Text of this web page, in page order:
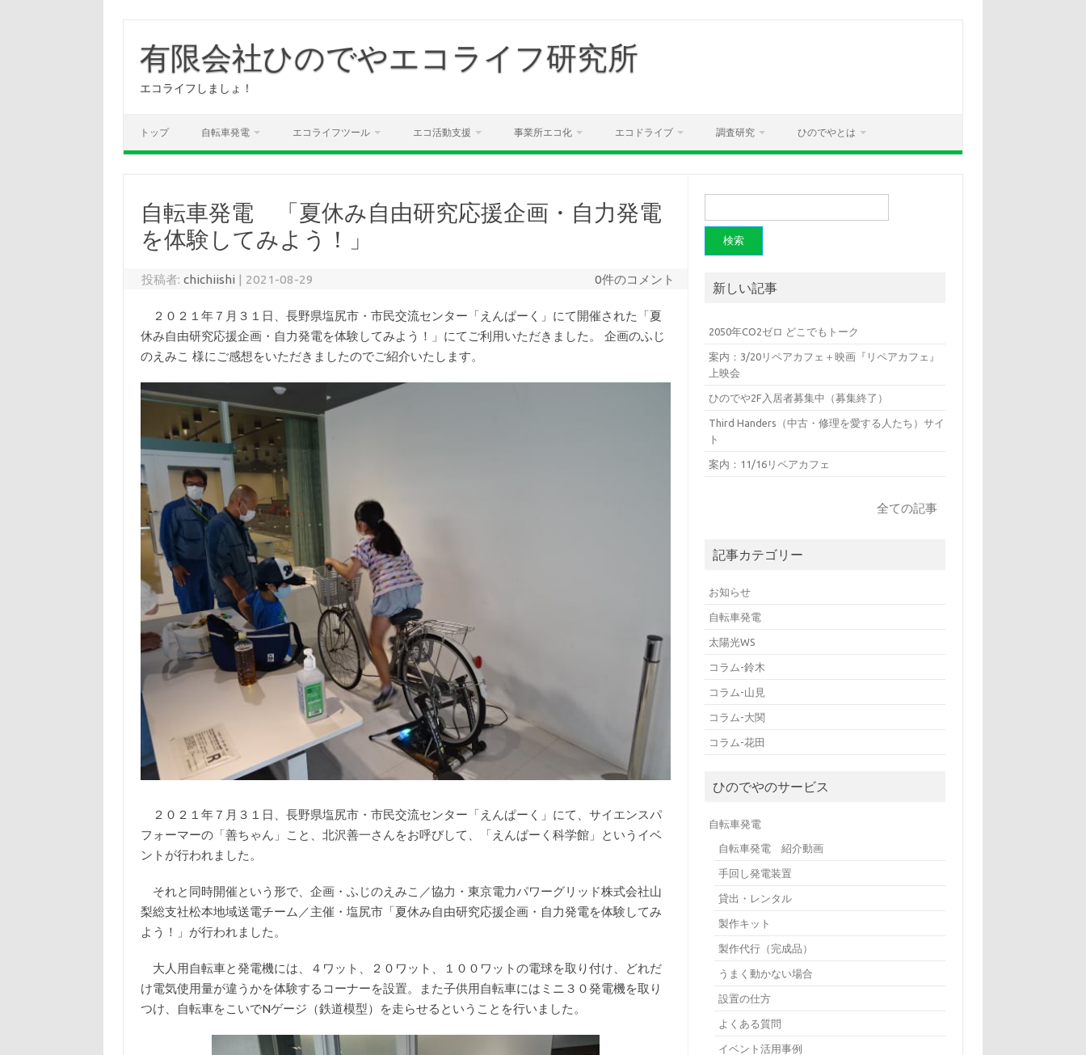
有限会社ひのでやエコライフ研究所
エコライフしましょ！
トップ 自転車発電 エコライフツール エコ活動支援 事業所エコ化 エコドライブ 調査研究 ひのでやとは
自転車発電 「夏休み自由研究応援企画・自力発電
を体験してみよう！」
投稿者:chichiishi | 2021-08-29 0件のコメント
２０２１年７月３１日、長野県塩尻市・市民交流センター「えんぱーく」にて開催された「夏
休み自由研究応援企画・自力発電を体験してみよう！」にてご利用いただきました。 企画のふじ
のえみこ 様にご感想をいただきましたのでご紹介いたします。
２０２１年７月３１日、長野県塩尻市・市民交流センター「えんぱーく」にて、サイエンスパ
フォーマーの「善ちゃん」こと、北沢善一さんをお呼びして、「えんぱーく科学館」というイベ
ントが行われました。
それと同時開催という形で、企画・ふじのえみこ／協力・東京電力パワーグリッド株式会社山
梨総支社松本地域送電チーム／主催・塩尻市「夏休み自由研究応援企画・自力発電を体験してみ
よう！」が行われました。
大人用自転車と発電機には、４ワット、２０ワット、１００ワットの電球を取り付け、どれだ
け電気使用量が違うかを体験するコーナーを設置。また子供用自転車にはミニ３０発電機を取り
つけ、自転車をこいでNゲージ（鉄道模型）を走らせるということを行いました。
索:
新しい記事
2050年CO2ゼロ どこでもトーク
案内：3/20リペアカフェ＋映画『リペアカフェ』
上映会
ひのでや2F入居者募集中（募集終了）
Third Handers（中古・修理を愛する人たち）サイ
ト
案内：11/16リペアカフェ
全ての記事
記事カテゴリー
お知らせ
自転車発電
太陽光WS
コラム-鈴木
コラム-山見
コラム-大関
コラム-花田
ひのでやのサービス
自転車発電
自転車発電 紹介動画
手回し発電装置
貸出・レンタル
製作キット
製作代行（完成品）
うまく動かない場合
設置の仕方
よくある質問
イベント活用事例